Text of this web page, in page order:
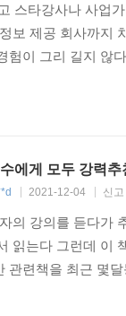
스타강사나 사업
보 제공 회사까지
험이 그리 길지 않
에게 모두 강력추
2021-12-04 신고
의 강의를 듣다가
읽는다 그런데 이
관련책을 최근 몇